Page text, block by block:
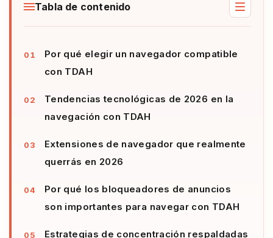
Tabla de contenido
Por qué elegir un navegador compatible
con TDAH
Tendencias tecnológicas de 2026 en la
navegación con TDAH
Extensiones de navegador que realmente
querrás en 2026
Por qué los bloqueadores de anuncios
son importantes para navegar con TDAH
Estrategias de concentración respaldadas